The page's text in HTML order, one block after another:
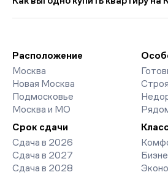
страницах ЖК доступны отзывы
строительства, интерактивный
организует просмотр и поможет
минимальной ставке. Чтобы
заявку на обратный звонок.
Расположение
Москва
Новая Москва
Подмосковье
Москва и МО
Срок сдачи
Сдача в 2026
Сдача в 2027
Сдача в 2028